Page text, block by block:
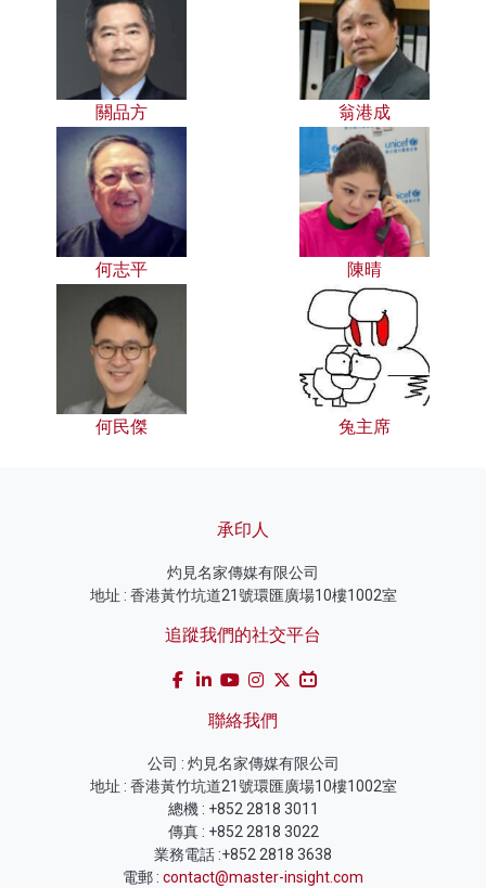
關品方 翁港成
何志平 陳晴
何民傑 兔主席
承印人
灼見名家傳媒有限公司
地址 : 香港黃竹坑道21號環匯廣場10樓1002室
追蹤我們的社交平台
聯絡我們
公司 : 灼見名家傳媒有限公司
地址 : 香港黃竹坑道21號環匯廣場10樓1002室
總機 : +852 2818 3011
傳真 : +852 2818 3022
業務電話 :+852 2818 3638
電郵 : contact@master-insight.com